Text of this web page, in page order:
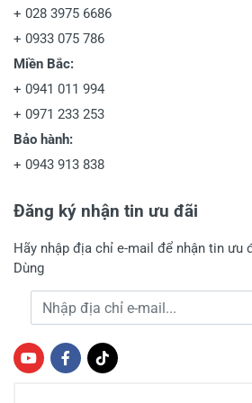
+ 028 3975 6686
+ 0933 075 786
Miền Bắc:
+ 0941 011 994
+ 0971 233 253
Bảo hành:
+ 0943 913 838
Đăng ký nhận tin ưu đãi
Hãy nhập địa chỉ e-mail để nhận tin ưu
Dùng
Địa chỉ e-mail